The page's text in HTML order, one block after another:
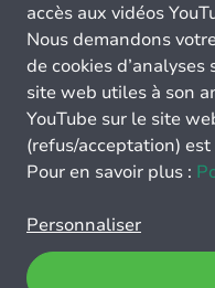
accès aux vidéos
Nous demandons
de cookies
site web utiles à son
YouTube sur le site
(refus/acceptation)
Pour en savoir plus :
Personnaliser